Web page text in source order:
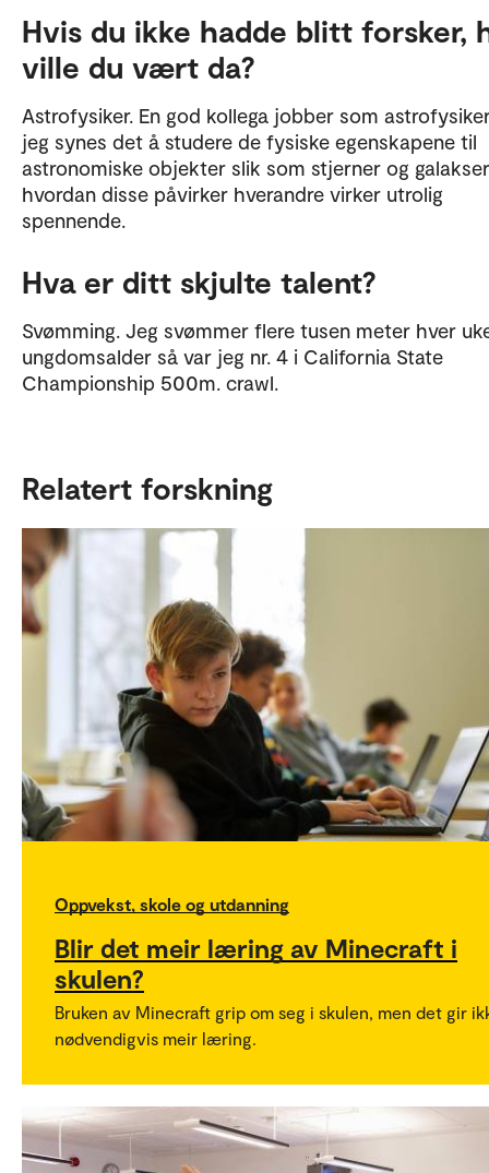
Hvis du ikke hadde blitt forsker,
ville du vært da?
Astrofysiker. En god kollega jobber som
jeg synes det å studere de fysiske egenskapene til
astronomiske objekter slik som stjerner og
hvordan disse påvirker hverandre virker utrolig
spennende.
Hva er ditt skjulte talent?
Svømming. Jeg svømmer flere tusen meter hver
ungdomsalder så var jeg nr. 4 i California State
Championship 500m. crawl.
Relatert forskning
Oppvekst, skole og utdanning
Blir det meir læring av Minecraft i
skulen?
Bruken av Minecraft grip om seg i skulen, men det gir
nødvendigvis meir læring.